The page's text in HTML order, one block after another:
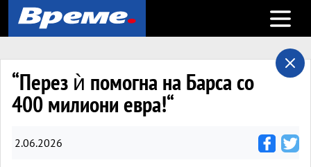
Open
“Перез ѝ помогна на Барса со
400 милиони евра!“
2.06.2026